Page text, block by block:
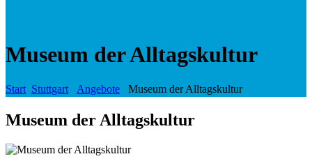
Museum der Alltagskultur
Start Stuttgart Angebote Museum der Alltagskultur
Museum der Alltagskultur